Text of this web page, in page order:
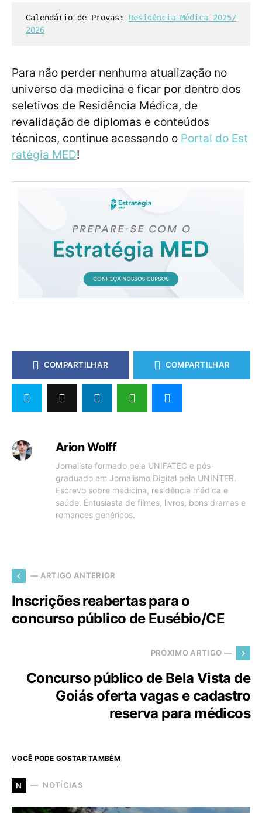
Calendário de Provas: Residência Médica 2025/
2026
Para não perder nenhuma atualização no
universo da medicina e ficar por dentro dos
seletivos de Residência Médica, de
revalidação de diplomas e conteúdos
técnicos, continue acessando o Portal do Est
ratégia MED!
COMPARTILHAR COMPARTILHAR
Arion Wolff
Jornalista formado pela UNIFATEC e pós-
graduado em Jornalismo Digital pela UNINTER.
Escrevo sobre medicina, residência médica e
saúde. Entusiasta de filmes, livros, bons dramas e
romances genéricos.
— ARTIGO ANTERIOR
Inscrições reabertas para o
concurso público de Eusébio/CE
PRÓXIMO ARTIGO —
Concurso público de Bela Vista de
Goiás oferta vagas e cadastro
reserva para médicos
VOCÊ PODE GOSTAR TAMBÉM
N NOTÍCIAS